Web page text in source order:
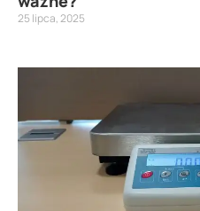
25 lipca, 2025